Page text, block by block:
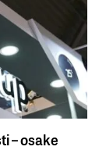
– osake